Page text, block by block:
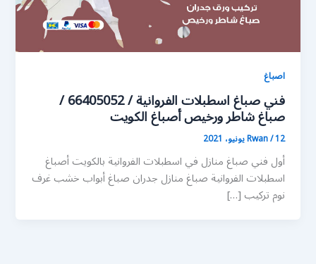
اصباغ
فني صباغ اسطبلات الفروانية / 66405052 /
صباغ شاطر ورخيص أصباغ الكويت
Rwan/12 يونيو، 2021
أول فني صباغ منازل في اسطبلات الفروانية بالكويت أصباغ
اسطبلات الفروانية صباغ منازل جدران صباغ أبواب خشب غرف
نوم تركيب […]